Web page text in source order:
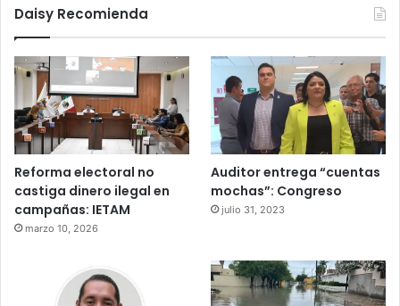
Daisy Recomienda
Reforma electoral no
castiga dinero ilegal en
campañas: IETAM
marzo 10, 2026
Auditor entrega “cuentas
mochas”: Congreso
julio 31, 2023